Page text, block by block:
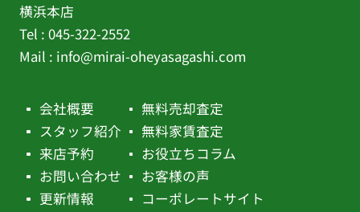
横浜本店
Tel : 045-322-2552
Mail : info@mirai-oheyasagashi.com
会社概要
スタッフ紹介
来店予約
お問い合わせ
更新情報
無料売却査定
無料家賃査定
お役立ちコラム
お客様の声
コーポレートサイト